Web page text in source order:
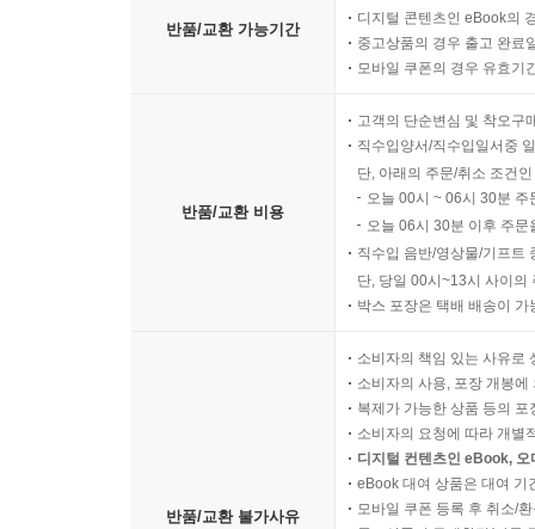
반품/교환 가능기간
디지털 콘텐츠인 eBook의
중고상품의 경우 출고 완료
모바일 쿠폰의 경우 유효기
반품/교환 비용
고객의 단순변심 및 착오구
직수입양서/직수입일서중
단, 아래의 주문/취소 조건
오늘 00시 ~ 06시 30분
오늘 06시 30분 이후 주
직수입 음반/영상물/기프트
단, 당일 00시~13시 사이의
박스 포장은 택배 배송이
반품/교환 불가사유
소비자의 책임 있는 사유로
소비자의 사용, 포장 개봉
복제가 가능한 상품 등의
소비자의 요청에 따라 개별
디지털 컨텐츠인 eBook,
eBook 대여 상품은 대여 기
모바일 쿠폰 등록 후 취소/